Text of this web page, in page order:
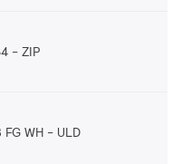
ZIP
WH ULD